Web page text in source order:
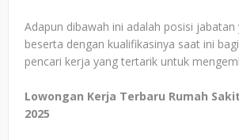
Adapun dibawah ini adalah posisi jabatan
beserta dengan kualifikasinya saat ini
pencari kerja yang tertarik untuk
Lowongan Kerja Terbaru Rumah
2025